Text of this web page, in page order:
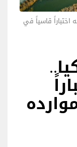
اختباراً قاسياً في